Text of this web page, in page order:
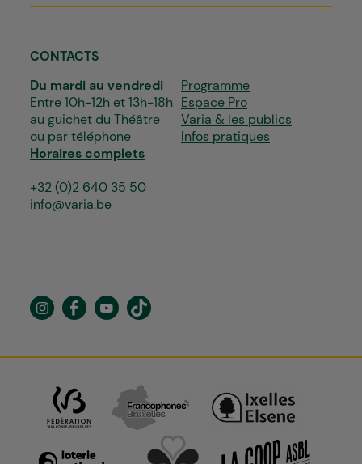
CONTACTS
Du mardi au vendredi
Entre 10h-12h et 13h-18h
au guichet du Théâtre
ou par téléphone
Horaires complets
+32 (0)2 640 35 50
info@varia.be
Programme
Espace Pro
Varia & les publics
Infos pratiques